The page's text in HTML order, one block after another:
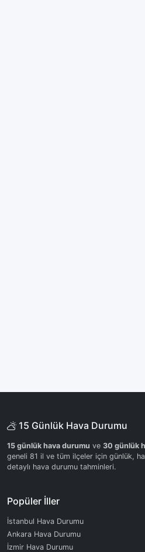
15 Günlük Hava Durumu
15 günlük hava durumu ve 30 günlük
geneli 81 il ve tüm ilçeler için günlük,
detaylı hava durumu tahminleri.
Popüler İller
İstanbul Hava Durumu
Ankara Hava Durumu
İzmir Hava Durumu